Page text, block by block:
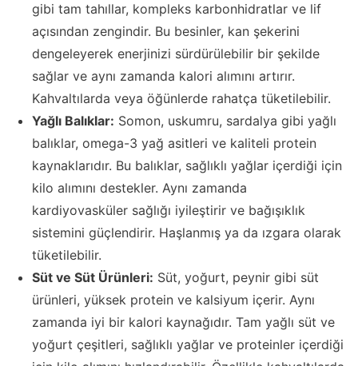
gibi tam tahıllar, kompleks karbonhidratlar ve lif
açısından zengindir. Bu besinler, kan şekerini
dengeleyerek enerjinizi sürdürülebilir bir şekilde
sağlar ve aynı zamanda kalori alımını artırır.
Kahvaltılarda veya öğünlerde rahatça tüketilebilir.
Yağlı Balıklar: Somon, uskumru, sardalya gibi yağlı
balıklar, omega-3 yağ asitleri ve kaliteli protein
kaynaklarıdır. Bu balıklar, sağlıklı yağlar içerdiği için
kilo alımını destekler. Aynı zamanda
kardiyovasküler sağlığı iyileştirir ve bağışıklık
sistemini güçlendirir. Haşlanmış ya da ızgara olarak
tüketilebilir.
Süt ve Süt Ürünleri: Süt, yoğurt, peynir gibi süt
ürünleri, yüksek protein ve kalsiyum içerir. Aynı
zamanda iyi bir kalori kaynağıdır. Tam yağlı süt ve
yoğurt çeşitleri, sağlıklı yağlar ve proteinler içerdiği